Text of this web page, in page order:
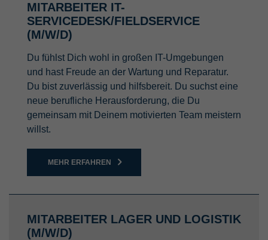
MITARBEITER IT-
SERVICEDESK/FIELDSERVICE
(M/W/D)
Du fühlst Dich wohl in großen IT-Umgebungen
und hast Freude an der Wartung und Reparatur.
Du bist zuverlässig und hilfsbereit. Du suchst eine
neue berufliche Herausforderung, die Du
gemeinsam mit Deinem motivierten Team meistern
willst.
MEHR ERFAHREN
MITARBEITER LAGER UND LOGISTIK
(M/W/D)